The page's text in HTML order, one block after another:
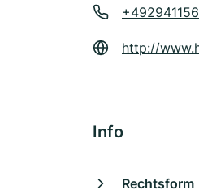
http://
Info
Rechtsform